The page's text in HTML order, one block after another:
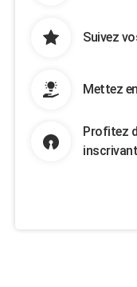
Suivez
Mettez
Profitez
inscrivant